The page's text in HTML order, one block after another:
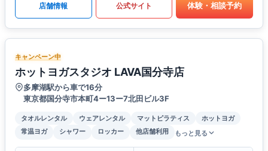
店舗情報 公式サイト 体験・相談予約
キャンペーン中
ホットヨガスタジオ LAVA国分寺店
多摩湖駅から車で16分
東京都国分寺市本町4ー13ー7北田ビル3F
タオルレンタル ウェアレンタル マットピラティス
ホットヨガ
常温ヨガ
シャワー ロッカー 他店舗利用 もっと見る